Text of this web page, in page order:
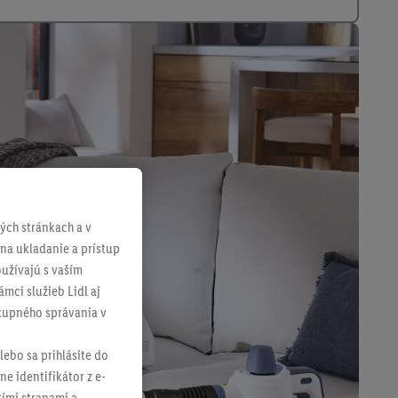
stránkach a v
ukladanie a prístup
s vaším
služieb Lidl aj
správania v
sa prihlásite do
identifikátor z e-